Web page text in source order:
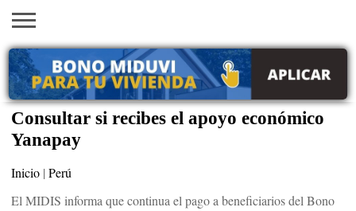
INICIO
AYUDAS
ECONÓMICAS
VACANTES
EN EEUU
SACA
TU
VISA
EMPLEOS
TRÁMITES
PRÉSTAMOS
CURSOS
HOGAR
BELLEZA
Consultar si recibes el apoyo económico
Yanapay
Inicio | Perú
El MIDIS informa que continua el pago a beneficiarios del Bono